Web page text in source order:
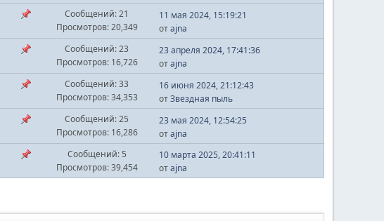
Сообщений: 21
Просмотров: 20,349
11 мая 2024, 15:19:21
отajna
Сообщений: 23
Просмотров: 16,726
23 апреля 2024, 17:41:36
отajna
Сообщений: 33
Просмотров: 34,353
16 июня 2024, 21:12:43
отЗвездная пыль
Сообщений: 25
Просмотров: 16,286
23 мая 2024, 12:54:25
отajna
Сообщений: 5
Просмотров: 39,454
10 марта 2025, 20:41:11
отajna